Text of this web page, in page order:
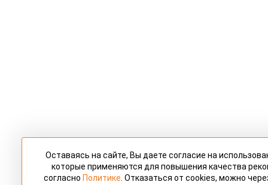
Оставаясь на сайте, Вы даете согласие на
которые применяются для повышения качества
согласно Политике . Отказаться от cookies, можно